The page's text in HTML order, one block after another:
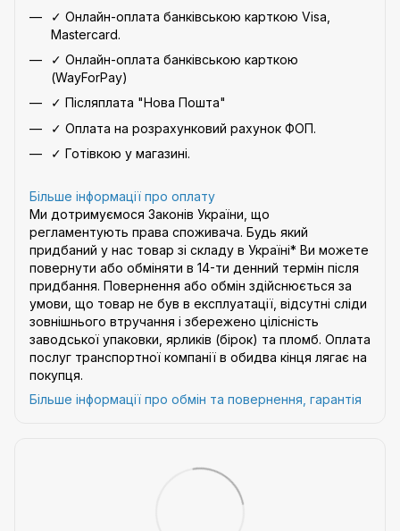
✓ Онлайн-оплата банківською карткою Visa,
Mastercard.
✓ Онлайн-оплата банківською карткою
(WayForPay)
✓ Післяплата "Нова Пошта"
✓ Оплата на розрахунковий рахунок ФОП.
✓ Готівкою у магазині.
Більше інформації про оплату
Ми дотримуємося Законів України, що
регламентують права споживача. Будь який
придбаний у нас товар зі складу в Україні* Ви можете
повернути або обміняти в 14-ти денний термін після
придбання. Повернення або обмін здійснюється за
умови, що товар не був в експлуатації, відсутні сліди
зовнішнього втручання і збережено цілісність
заводської упаковки, ярликів (бірок) та пломб. Оплата
послуг транспортної компанії в обидва кінця лягає на
покупця.
Більше інформації про обмін та повернення, гарантія